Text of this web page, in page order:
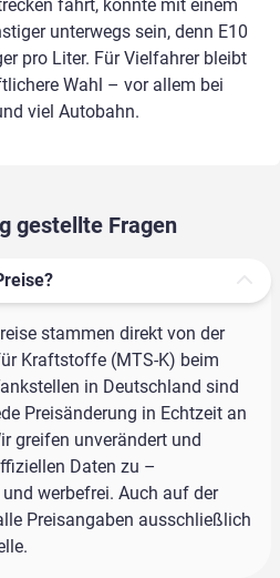
fährt, könnte mit einem
unterwegs sein, denn E10
pro Liter. Für Vielfahrer bleibt
Wahl – vor allem bei
viel Autobahn.
gestellte Fragen
stammen direkt von der
Kraftstoffe (MTS-K) beim
in Deutschland sind
Preisänderung in Echtzeit an
greifen unverändert und
Daten zu –
werbefrei. Auch auf der
Preisangaben ausschließlich